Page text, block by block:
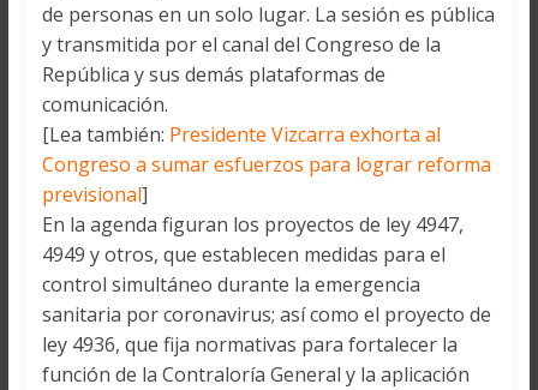
de personas en un solo lugar. La sesión es pública
y transmitida por el canal del Congreso de la
República y sus demás plataformas de
comunicación.
[Lea también: Presidente Vizcarra exhorta al
Congreso a sumar esfuerzos para lograr reforma
previsional]
En la agenda figuran los proyectos de ley 4947,
4949 y otros, que establecen medidas para el
control simultáneo durante la emergencia
sanitaria por coronavirus; así como el proyecto de
ley 4936, que fija normativas para fortalecer la
función de la Contraloría General y la aplicación